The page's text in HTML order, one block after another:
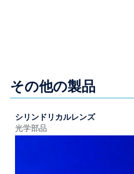
その他の製品
シリンドリカルレンズ
光学部品